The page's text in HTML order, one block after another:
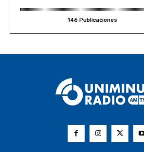
146 Publicaciones